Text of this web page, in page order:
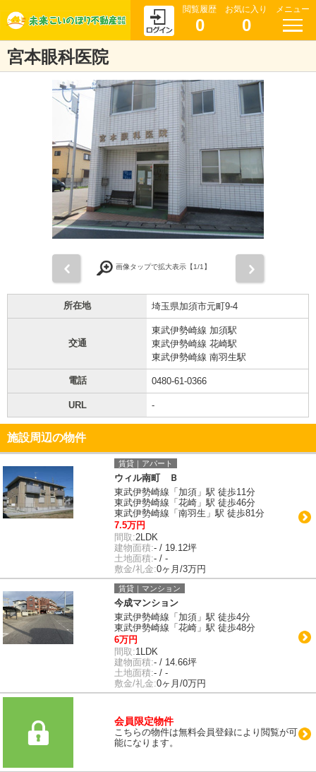
閲覧履歴
0
お気に入り
0
メニュー
宮本眼科医院
画像タップで拡大表示【1/1】
所在地 埼玉県加須市元町9-4
交通
東武伊勢崎線 加須駅
東武伊勢崎線 花崎駅
東武伊勢崎線 南羽生駅
電話 0480-61-0366
URL -
施設周辺の物件
賃貸｜アパート
ウィル南町 Ｂ
東武伊勢崎線「加須」駅 徒歩11分
東武伊勢崎線「花崎」駅 徒歩46分
東武伊勢崎線「南羽生」駅 徒歩81分
7.5万円
間取:2LDK
建物面積:- / 19.12坪
土地面積:- / -
敷金/礼金:0ヶ月/3万円
賃貸｜マンション
今成マンション
東武伊勢崎線「加須」駅 徒歩4分
東武伊勢崎線「花崎」駅 徒歩48分
6万円
間取:1LDK
建物面積:- / 14.66坪
土地面積:- / -
敷金/礼金:0ヶ月/0万円
会員限定物件
こちらの物件は無料会員登録により閲覧が可
能になります。